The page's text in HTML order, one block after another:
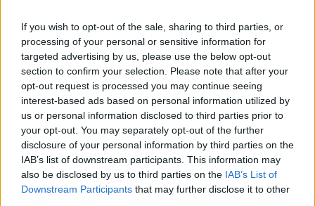
If you wish to opt-out of the sale, sharing to third parties, or
processing of your personal or sensitive information for
targeted advertising by us, please use the below opt-out
section to confirm your selection. Please note that after your
opt-out request is processed you may continue seeing
interest-based ads based on personal information utilized by
us or personal information disclosed to third parties prior to
your opt-out. You may separately opt-out of the further
disclosure of your personal information by third parties on the
IAB’s list of downstream participants. This information may
also be disclosed by us to third parties on the IAB’s List of
Downstream Participants that may further disclose it to other
Archivio di "basket giovanile"
Filtro per data
Non è stato trovato nessun articolo.
Vai al sito in modalità classica